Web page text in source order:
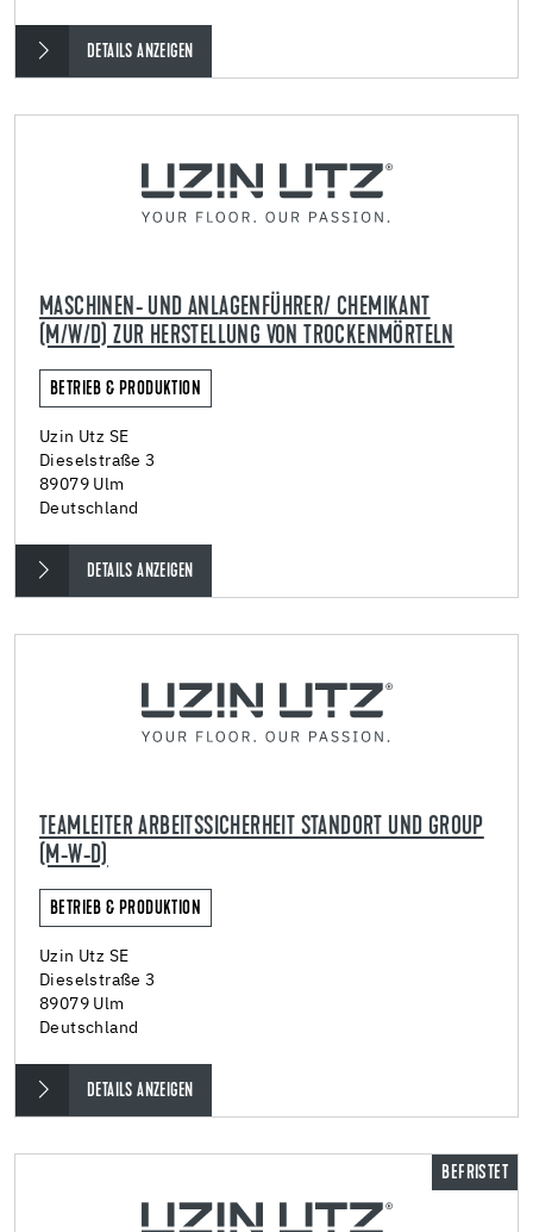
DETAILS ANZEIGEN
MASCHINEN- UND ANLAGENFÜHRER/ CHEMIKANT
(M/W/D) ZUR HERSTELLUNG VON TROCKENMÖRTELN
BETRIEB & PRODUKTION
Uzin Utz SE
Dieselstraße 3
89079 Ulm
Deutschland
DETAILS ANZEIGEN
TEAMLEITER ARBEITSSICHERHEIT STANDORT UND GROUP
(M-W-D)
BETRIEB & PRODUKTION
Uzin Utz SE
Dieselstraße 3
89079 Ulm
Deutschland
DETAILS ANZEIGEN
BEFRISTET